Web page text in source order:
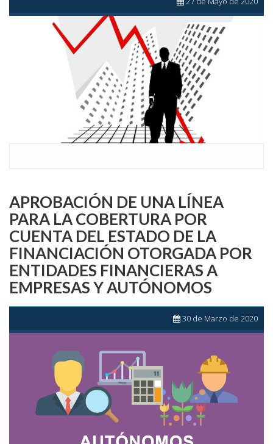
APROBACIÓN DE UNA LÍNEA
PARA LA COBERTURA POR
CUENTA DEL ESTADO DE LA
FINANCIACIÓN OTORGADA POR
ENTIDADES FINANCIERAS A
EMPRESAS Y AUTÓNOMOS
30 de Marzo de 2020